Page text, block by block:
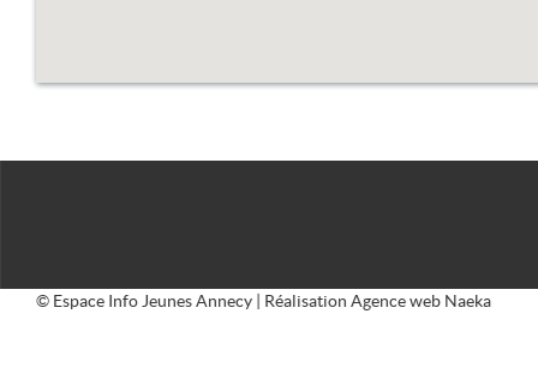
© Espace Info Jeunes Annecy | Réalisation Agence web Naeka